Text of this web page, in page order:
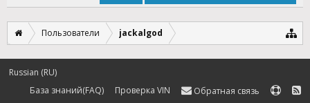
Пользователи jackalgod
Russian (RU)
База знаний(FAQ)
Проверка VIN Обратная связь